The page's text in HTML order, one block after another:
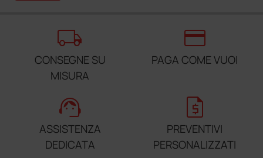
local_shipping
CONSEGNE SU
MISURA
credit_card
PAGA COME VUOI
support_agent
ASSISTENZA
DEDICATA
request_quote
PREVENTIVI
PERSONALIZZATI